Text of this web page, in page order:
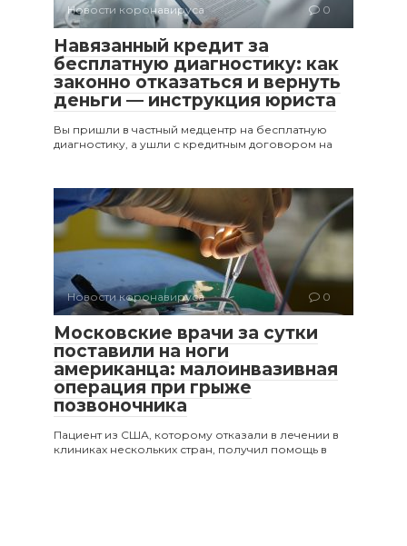
Новости коронавируса 0
Навязанный кредит за
бесплатную диагностику: как
законно отказаться и вернуть
деньги — инструкция юриста
Вы пришли в частный медцентр на бесплатную
диагностику, а ушли с кредитным договором на
Новости коронавируса 0
Московские врачи за сутки
поставили на ноги
американца: малоинвазивная
операция при грыже
позвоночника
Пациент из США, которому отказали в лечении в
клиниках нескольких стран, получил помощь в